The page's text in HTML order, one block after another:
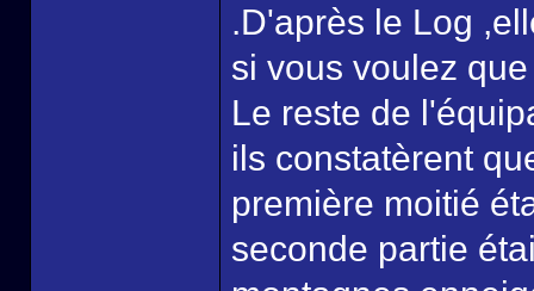
.D'après le Log
si vous voulez
Le reste de
ils constatèrent
première moitié
seconde partie